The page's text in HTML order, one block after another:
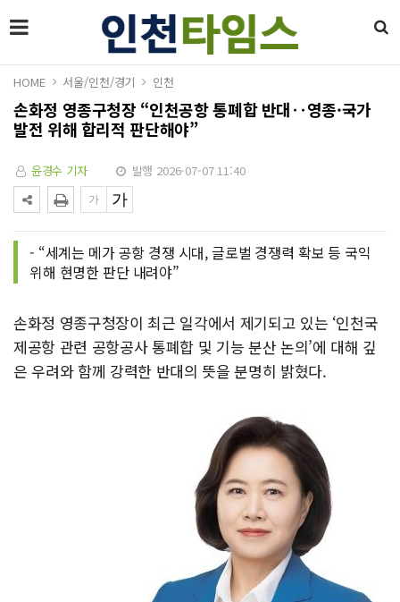
HOME 서울/인천/경기 인천
손화정 영종구청장 “인천공항 통폐합 반대‥영종·국가
발전 위해 합리적 판단해야”
윤경수 기자 발행 2026-07-07 11:40
- “세계는 메가 공항 경쟁 시대, 글로벌 경쟁력 확보 등 국익
위해 현명한 판단 내려야”
손화정 영종구청장이 최근 일각에서 제기되고 있는 ‘인천국
제공항 관련 공항공사 통폐합 및 기능 분산 논의’에 대해 깊
은 우려와 함께 강력한 반대의 뜻을 분명히 밝혔다.